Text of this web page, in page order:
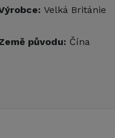
Velká Británie
původu: Čína